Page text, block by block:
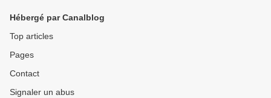
Hébergé par Canalblog
Top articles
Pages
Contact
Signaler un abus